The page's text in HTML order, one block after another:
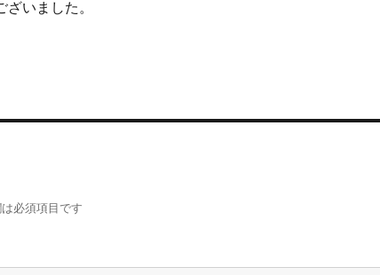
いました。
必須項目です